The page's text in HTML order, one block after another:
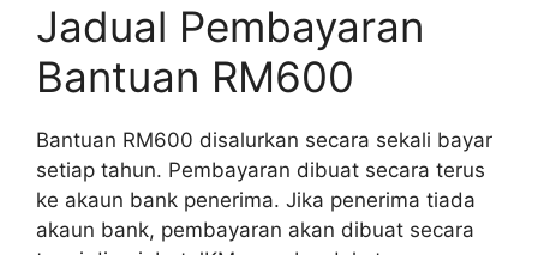
Jadual Pembayaran
Bantuan RM600
Bantuan RM600 disalurkan secara sekali bayar
setiap tahun. Pembayaran dibuat secara terus
ke akaun bank penerima. Jika penerima tiada
akaun bank, pembayaran akan dibuat secara